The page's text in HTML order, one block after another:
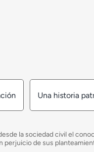
Una historia
la sociedad civil el
de sus